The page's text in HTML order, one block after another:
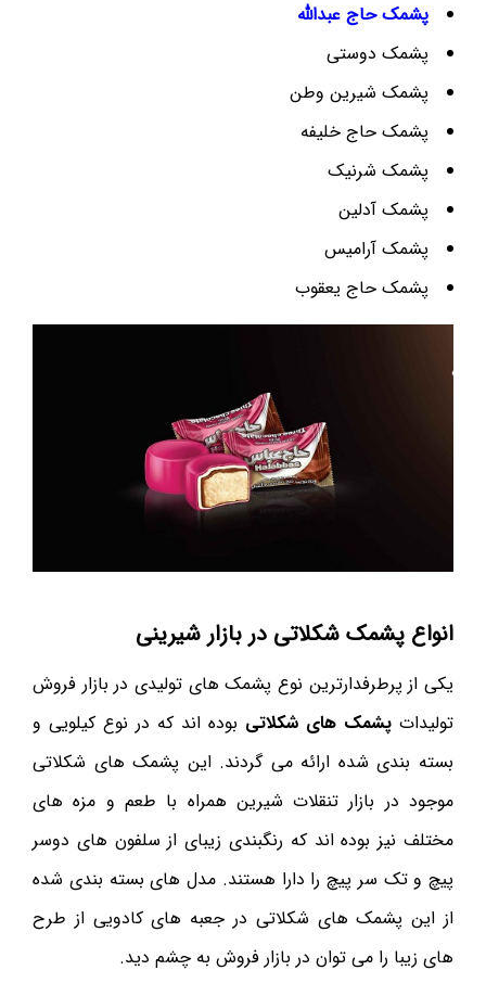
پشمک حاج عبدالله
پشمک دوستی
پشمک شیرین وطن
پشمک حاج خلیفه
پشمک شرنیک
پشمک آدلین
پشمک آرامیس
پشمک حاج یعقوب
انواع پشمک شکلاتی در بازار شیرینی
یکی از پرطرفدارترین نوع پشمک های تولیدی در بازار فروش
تولیدات پشمک های شکلاتی بوده اند که در نوع کیلویی و
بسته بندی شده ارائه می گردند. این پشمک های شکلاتی
موجود در بازار تنقلات شیرین همراه با طعم و مزه های
مختلف نیز بوده اند که رنگبندی زیبای از سلفون های دوسر
پیچ و تک سر پیچ را دارا هستند. مدل های بسته بندی شده
از این پشمک های شکلاتی در جعبه های کادویی از طرح
های زیبا را می توان در بازار فروش به چشم دید.